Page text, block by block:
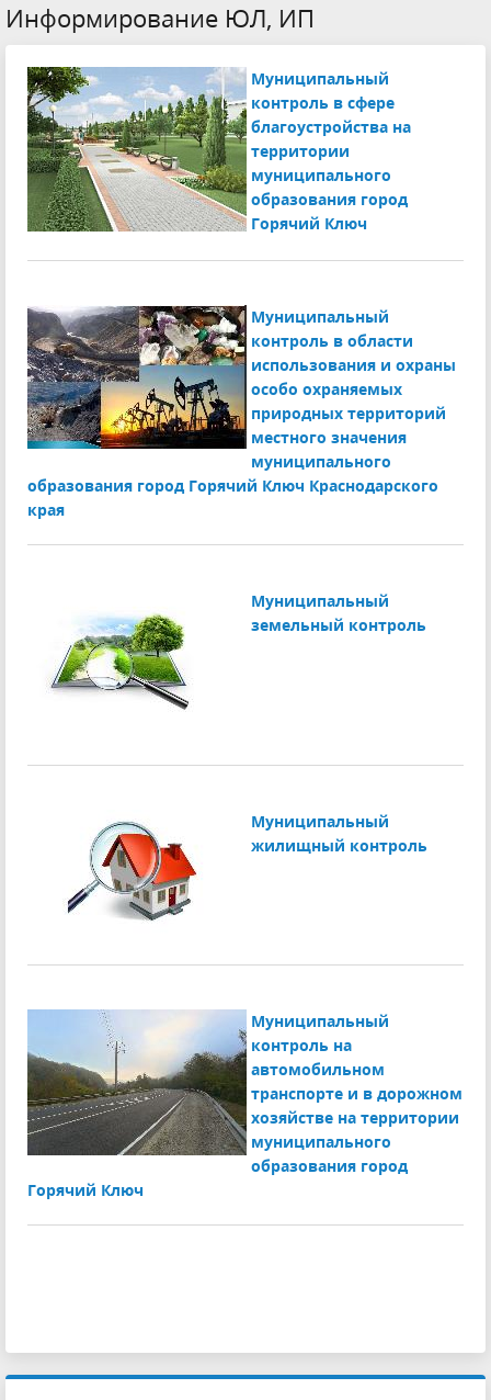
Информирование ЮЛ, ИП
Муниципальный
контроль в сфере
благоустройства на
территории
муниципального
образования город
Горячий Ключ
Муниципальный
контроль в области
использования и охраны
особо охраняемых
природных территорий
местного значения
муниципального
образования город Горячий Ключ Краснодарского
края
Муниципальный
земельный контроль
Муниципальный
жилищный контроль
Муниципальный
контроль на
автомобильном
транспорте и в дорожном
хозяйстве на территории
муниципального
образования город
Горячий Ключ